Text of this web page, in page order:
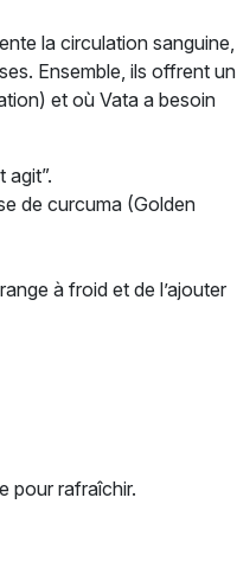
la circulation sanguine,
Ensemble, ils offrent un
et où Vata a besoin
agit”.
de curcuma (Golden
à froid et de l’ajouter
pour rafraîchir.